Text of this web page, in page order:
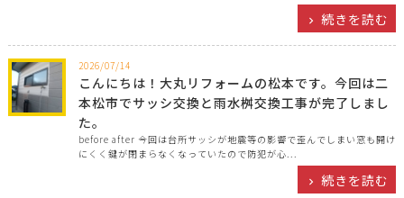
続きを読む
2026/07/14
こんにちは！大丸リフォームの松本です。今回は二
本松市でサッシ交換と雨水桝交換工事が完了しまし
た。
before after 今回は台所サッシが地震等の影響で歪んでしまい窓も開け
にくく鍵が閉まらなくなっていたので防犯が心...
続きを読む